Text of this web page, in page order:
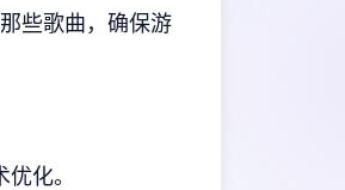
些歌曲，确保游
化。